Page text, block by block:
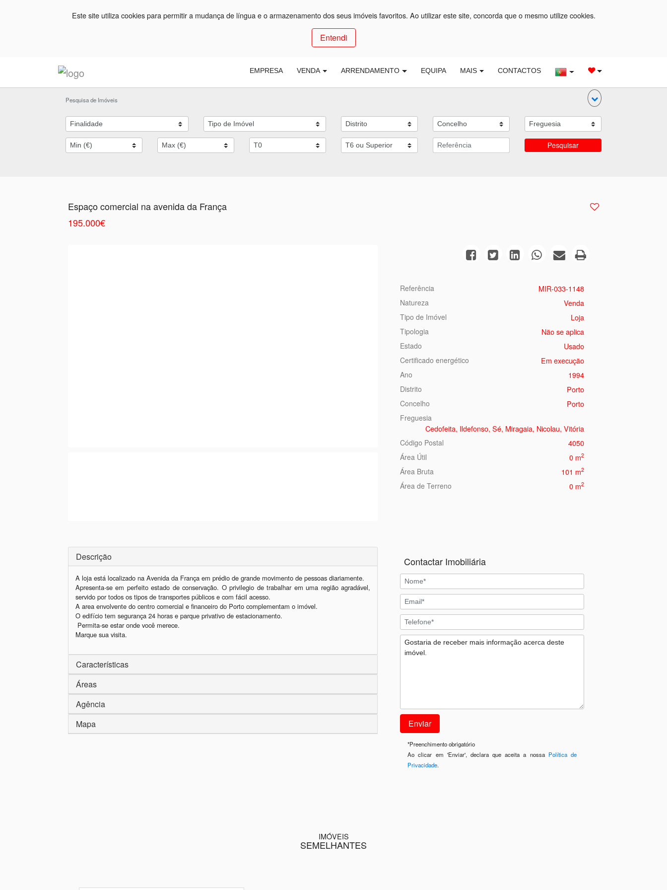
Este site utiliza cookies para permitir a mudança de língua e o armazenamento dos seus imóveis favoritos. Ao utilizar este site, concorda que o mesmo utilize cookies.
Entendi
EMPRESA VENDA ARRENDAMENTO EQUIPA MAIS CONTACTOS
Pesquisa de Imóveis
Pesquisar
Espaço comercial na avenida da França
195.000€
Referência MIR-033-1148
Natureza Venda
Tipo de Imóvel Loja
Tipologia Não se aplica
Estado Usado
Certificado energético Em execução
Ano 1994
Distrito Porto
Concelho Porto
Freguesia
Cedofeita, Ildefonso, Sé, Miragaia, Nicolau, Vitória
Código Postal 4050
Área Útil 0 m2
Área Bruta 101 m2
Área de Terreno 0 m2
Descrição
A loja está localizado na Avenida da França em prédio de grande movimento de pessoas diariamente.
Apresenta-se em perfeito estado de conservação. O privilegio de trabalhar em uma região agradável,
servido por todos os tipos de transportes públicos e com fácil acesso.
A area envolvente do centro comercial e financeiro do Porto complementam o imóvel.
O edifício tem segurança 24 horas e parque privativo de estacionamento.
Marque sua visita.
Características
Áreas
Agência
Mapa
Contactar Imobiliária
*Preenchimento obrigatório
Ao clicar em 'Enviar', declara que aceita a nossa Política de
Privacidade.
IMÓVEIS
SEMELHANTES